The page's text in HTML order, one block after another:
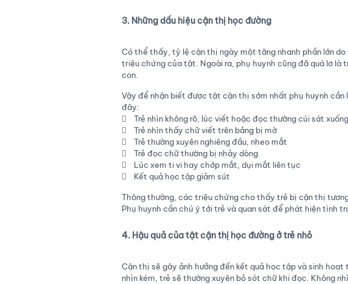
3. Những dấu hiệu cận thị học đường
Có thể thấy, tỷ lệ cận thị ngày một tăng nhanh phần lớn
triệu chứng của tật. Ngoài ra, phụ huynh cũng đã quá lơ là
con.
Vậy để nhận biết được tật cận thị sớm nhất phụ huynh cần
đây:
 Trẻ nhìn không rõ, lúc viết hoặc đọc thường cúi sát
 Trẻ nhìn thấy chữ viết trên bảng bị mờ
 Trẻ thường xuyên nghiêng đầu, nheo mắt
 Trẻ đọc chữ thường bị nhảy dòng
 Lúc xem ti vi hay chớp mắt, dụi mắt liên tục
 Kết quả học tập giảm sút
Thông thường, các triệu chứng cho thấy trẻ bị cận thị
Phụ huynh cần chú ý tới trẻ và quan sát để phát hiện tình
4. Hậu quả của tật cận thị học đường ở trẻ nhỏ
Cận thị sẽ gây ảnh hưởng đến kết quả học tập và sinh hoạt
nhìn kém, trẻ sẽ thường xuyên bỏ sót chữ khi đọc. Không